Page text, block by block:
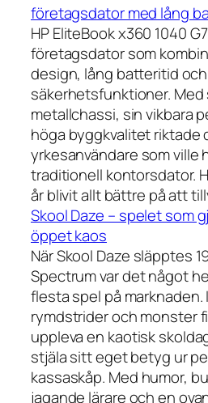
företagsdator med lång
HP EliteBook x360 1040
företagsdator som
design, lång batteritid
säkerhetsfunktioner.
metallchassi, sin vikbara
höga byggkvalitet riktade
yrkesanvändare som ville
traditionell kontorsdator.
år blivit allt bättre på att
Skool Daze – spelet som
öppet kaos
När Skool Daze släpptes
Spectrum var det något
flesta spel på marknaden.
rymdstrider och monster
uppleva en kaotisk
stjäla sitt eget betyg ur
kassaskåp. Med humor,
jagande lärare och en